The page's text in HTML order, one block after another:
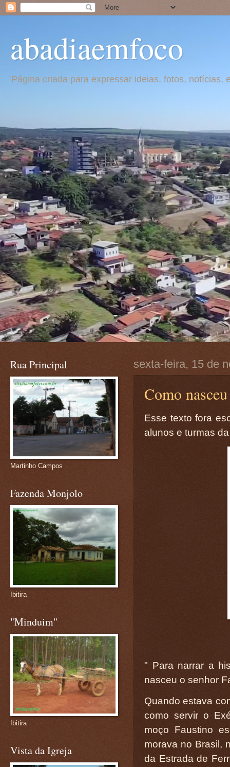
abadiaemfoco
Página criada para expressar ideias, fotos,
sexta-feira, 15 de
Como
Esse texto fora
alunos e turmas
" Para narrar a
nasceu o senhor
Quando estava
como servir o
moço Faustino
morava no Brasil,
da Estrada de
Rua Principal
Martinho Campos
Fazenda Monjolo
Ibitira
"Minduim"
Ibitira
Vista da Igreja